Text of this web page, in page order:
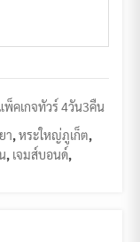
พ็คเกจทัวร์ 4วัน3คืน
า,หระใหญ่ภูเก็ต,
, เจมส์บอนด์,